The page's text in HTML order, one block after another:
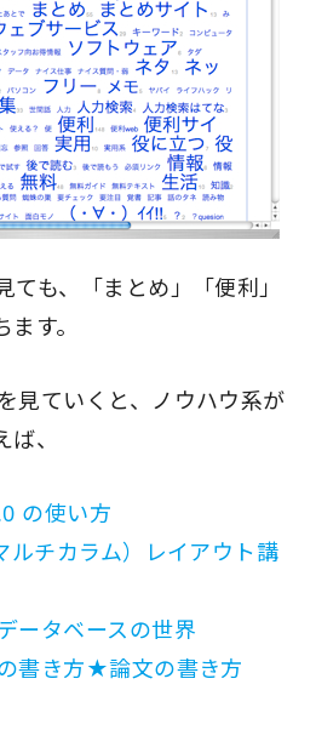
ても、「まとめ」「便利」
す。
見ていくと、ノウハウ系が
、
の使い方
ルチカラム）レイアウト講
ータベースの世界
書き方★論文の書き方